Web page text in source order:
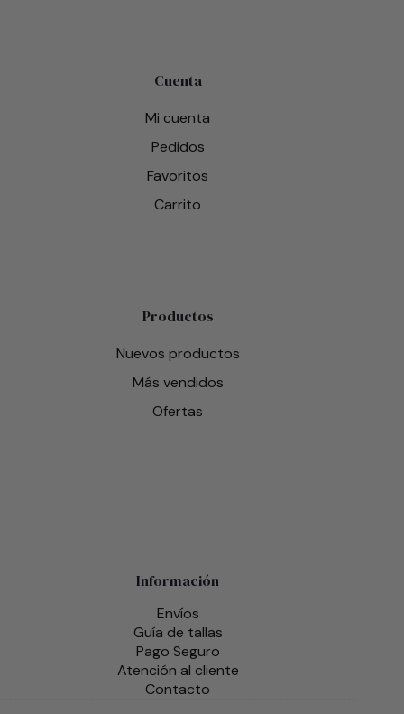
Cuenta
Mi cuenta
Pedidos
Favoritos
Carrito
Productos
Nuevos productos
Más vendidos
Ofertas
Información
Envíos
Guía de tallas
Pago Seguro
Atención al cliente
Contacto